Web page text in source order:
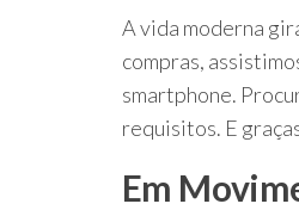
A vida moderna
compras,
smartphone.
requisitos. E
Em